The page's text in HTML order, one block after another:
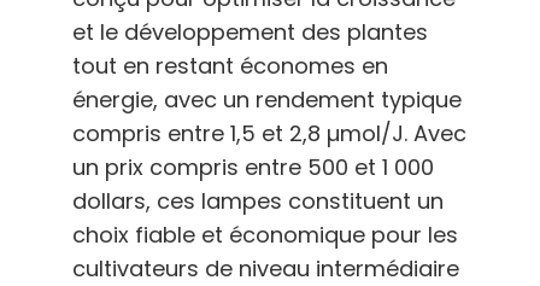
et le développement des plantes
tout en restant économes en
énergie, avec un rendement typique
compris entre 1,5 et 2,8 µmol/J. Avec
un prix compris entre 500 et 1 000
dollars, ces lampes constituent un
choix fiable et économique pour les
cultivateurs de niveau intermédiaire